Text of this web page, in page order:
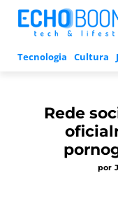
Tecnologia Cultura
Rede
por